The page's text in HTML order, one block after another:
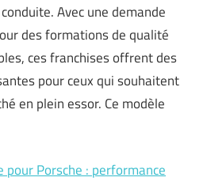
Avec une demande
des formations de qualité
ces franchises offrent des
pour ceux qui souhaitent
en plein essor. Ce modèle
pour Porsche : performance